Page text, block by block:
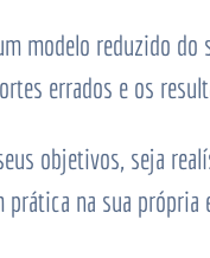
modelo reduzido do
errados e os
objetivos, seja
prática na sua própria